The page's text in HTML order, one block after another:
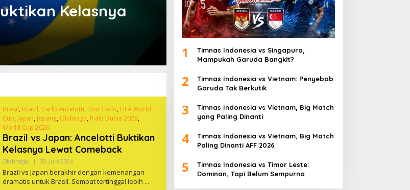
Kelasnya
Brasil, Brazil, Carlo Ancelotti, Don Carlo, FIFA World
Cup, Japan, Jepang, Olahraga, Piala Dunia 2026,
World Cup 2026
Brazil vs Japan: Ancelotti Buktikan
Kelasnya Lewat Comeback
Olahraga | 30 Juni 2026Oleh
Brazil vs Japan berakhir dengan kemenangan
dramatis untuk Brasil. Sempat tertinggal lebih
1
Timnas Indonesia vs Singapura,
Mampukah Garuda Bangkit?
2
Timnas Indonesia vs Vietnam: Penyebab
Garuda Tak Berkutik
3
Timnas Indonesia vs Vietnam, Big Match
yang Paling Dinanti
4
Timnas Indonesia vs Vietnam, Big Match
Paling Dinanti AFF 2026
5
Timnas Indonesia vs Timor Leste:
Dominan, Tapi Belum Sempurna